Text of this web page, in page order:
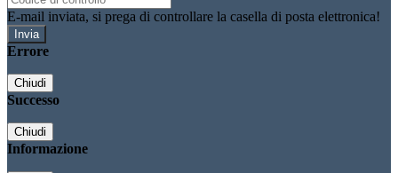
E-mail inviata, si prega di controllare la casella di posta elettronica!
Errore
Chiudi
Successo
Chiudi
Informazione